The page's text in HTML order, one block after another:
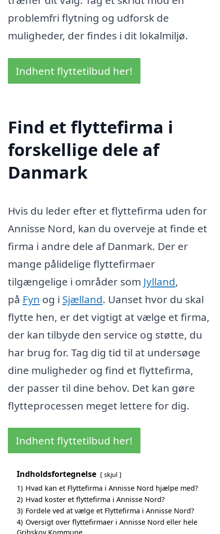
problemfri flytning og udforsk de
muligheder, der findes i dit lokalmiljø.
Indhent flyttetilbud her!
Find et flyttefirma i
forskellige dele af
Danmark
Hvis du leder efter et flyttefirma uden for
Annisse Nord, kan du overveje at finde et
firma i andre dele af Danmark. Der er
mange pålidelige flyttefirmaer
tilgængelige i områder som Jylland,
på Fyn og i Sjælland. Uanset hvor du skal
flytte hen, er det vigtigt at vælge et firma,
der kan tilbyde den service og støtte, du
har brug for. Tag dig tid til at undersøge
dine muligheder og find et flyttefirma,
der passer til dine behov. Det kan gøre
flytteprocessen meget lettere for dig.
Indhent flyttetilbud her!
Indholdsfortegnelse skjul
1) Hvad kan et Flyttefirma i Annisse Nord hjælpe med?
2) Hvad koster et flyttefirma i Annisse Nord?
3) Fordele ved at vælge et Flyttefirma i Annisse Nord?
4) Oversigt over flyttefirmaer i Annisse Nord eller hele